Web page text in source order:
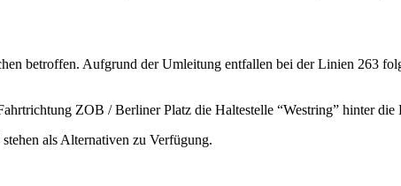
betroffen. Aufgrund der Umleitung entfallen bei der Linien 263
ZOB / Berliner Platz die Haltestelle “Westring” hinter die
als Alternativen zu Verfügung.